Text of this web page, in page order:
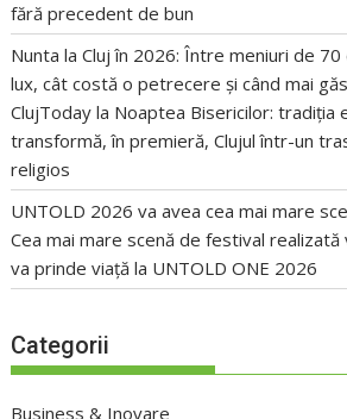
fără precedent de bun
Nunta la Cluj în 2026: Între meniuri de
lux, cât costă o petrecere și când mai
ClujToday la Noaptea Bisericilor: tradiția
transformă, în premieră, Clujul într-un
religios
UNTOLD 2026 va avea cea mai mare
Cea mai mare scenă de festival realizată
va prinde viață la UNTOLD ONE 2026
Categorii
Business & Inovare